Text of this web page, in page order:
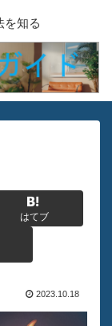
を知る
はてブ
2023.10.18